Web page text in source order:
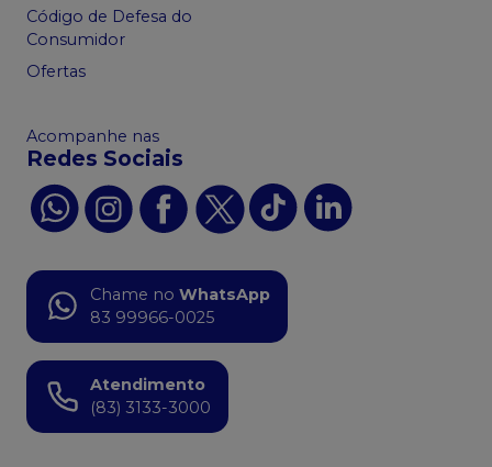
Código de Defesa do
Consumidor
Ofertas
Acompanhe nas
Redes Sociais
Chame no WhatsApp
83 99966-0025
Atendimento
(83) 3133-3000